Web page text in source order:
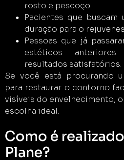
rosto e pescoço.
Pacientes que buscam
duração para o
Pessoas que já
estéticos
resultados satisfatórios.
Se você está procurando
para restaurar o contorno
visíveis do envelhecimento, o
escolha ideal.
Como é
Plane?